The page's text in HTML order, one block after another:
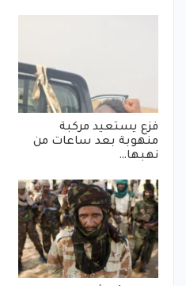
فزع يستعيد مركبة
منهوبة بعد ساعات من
نهبها…